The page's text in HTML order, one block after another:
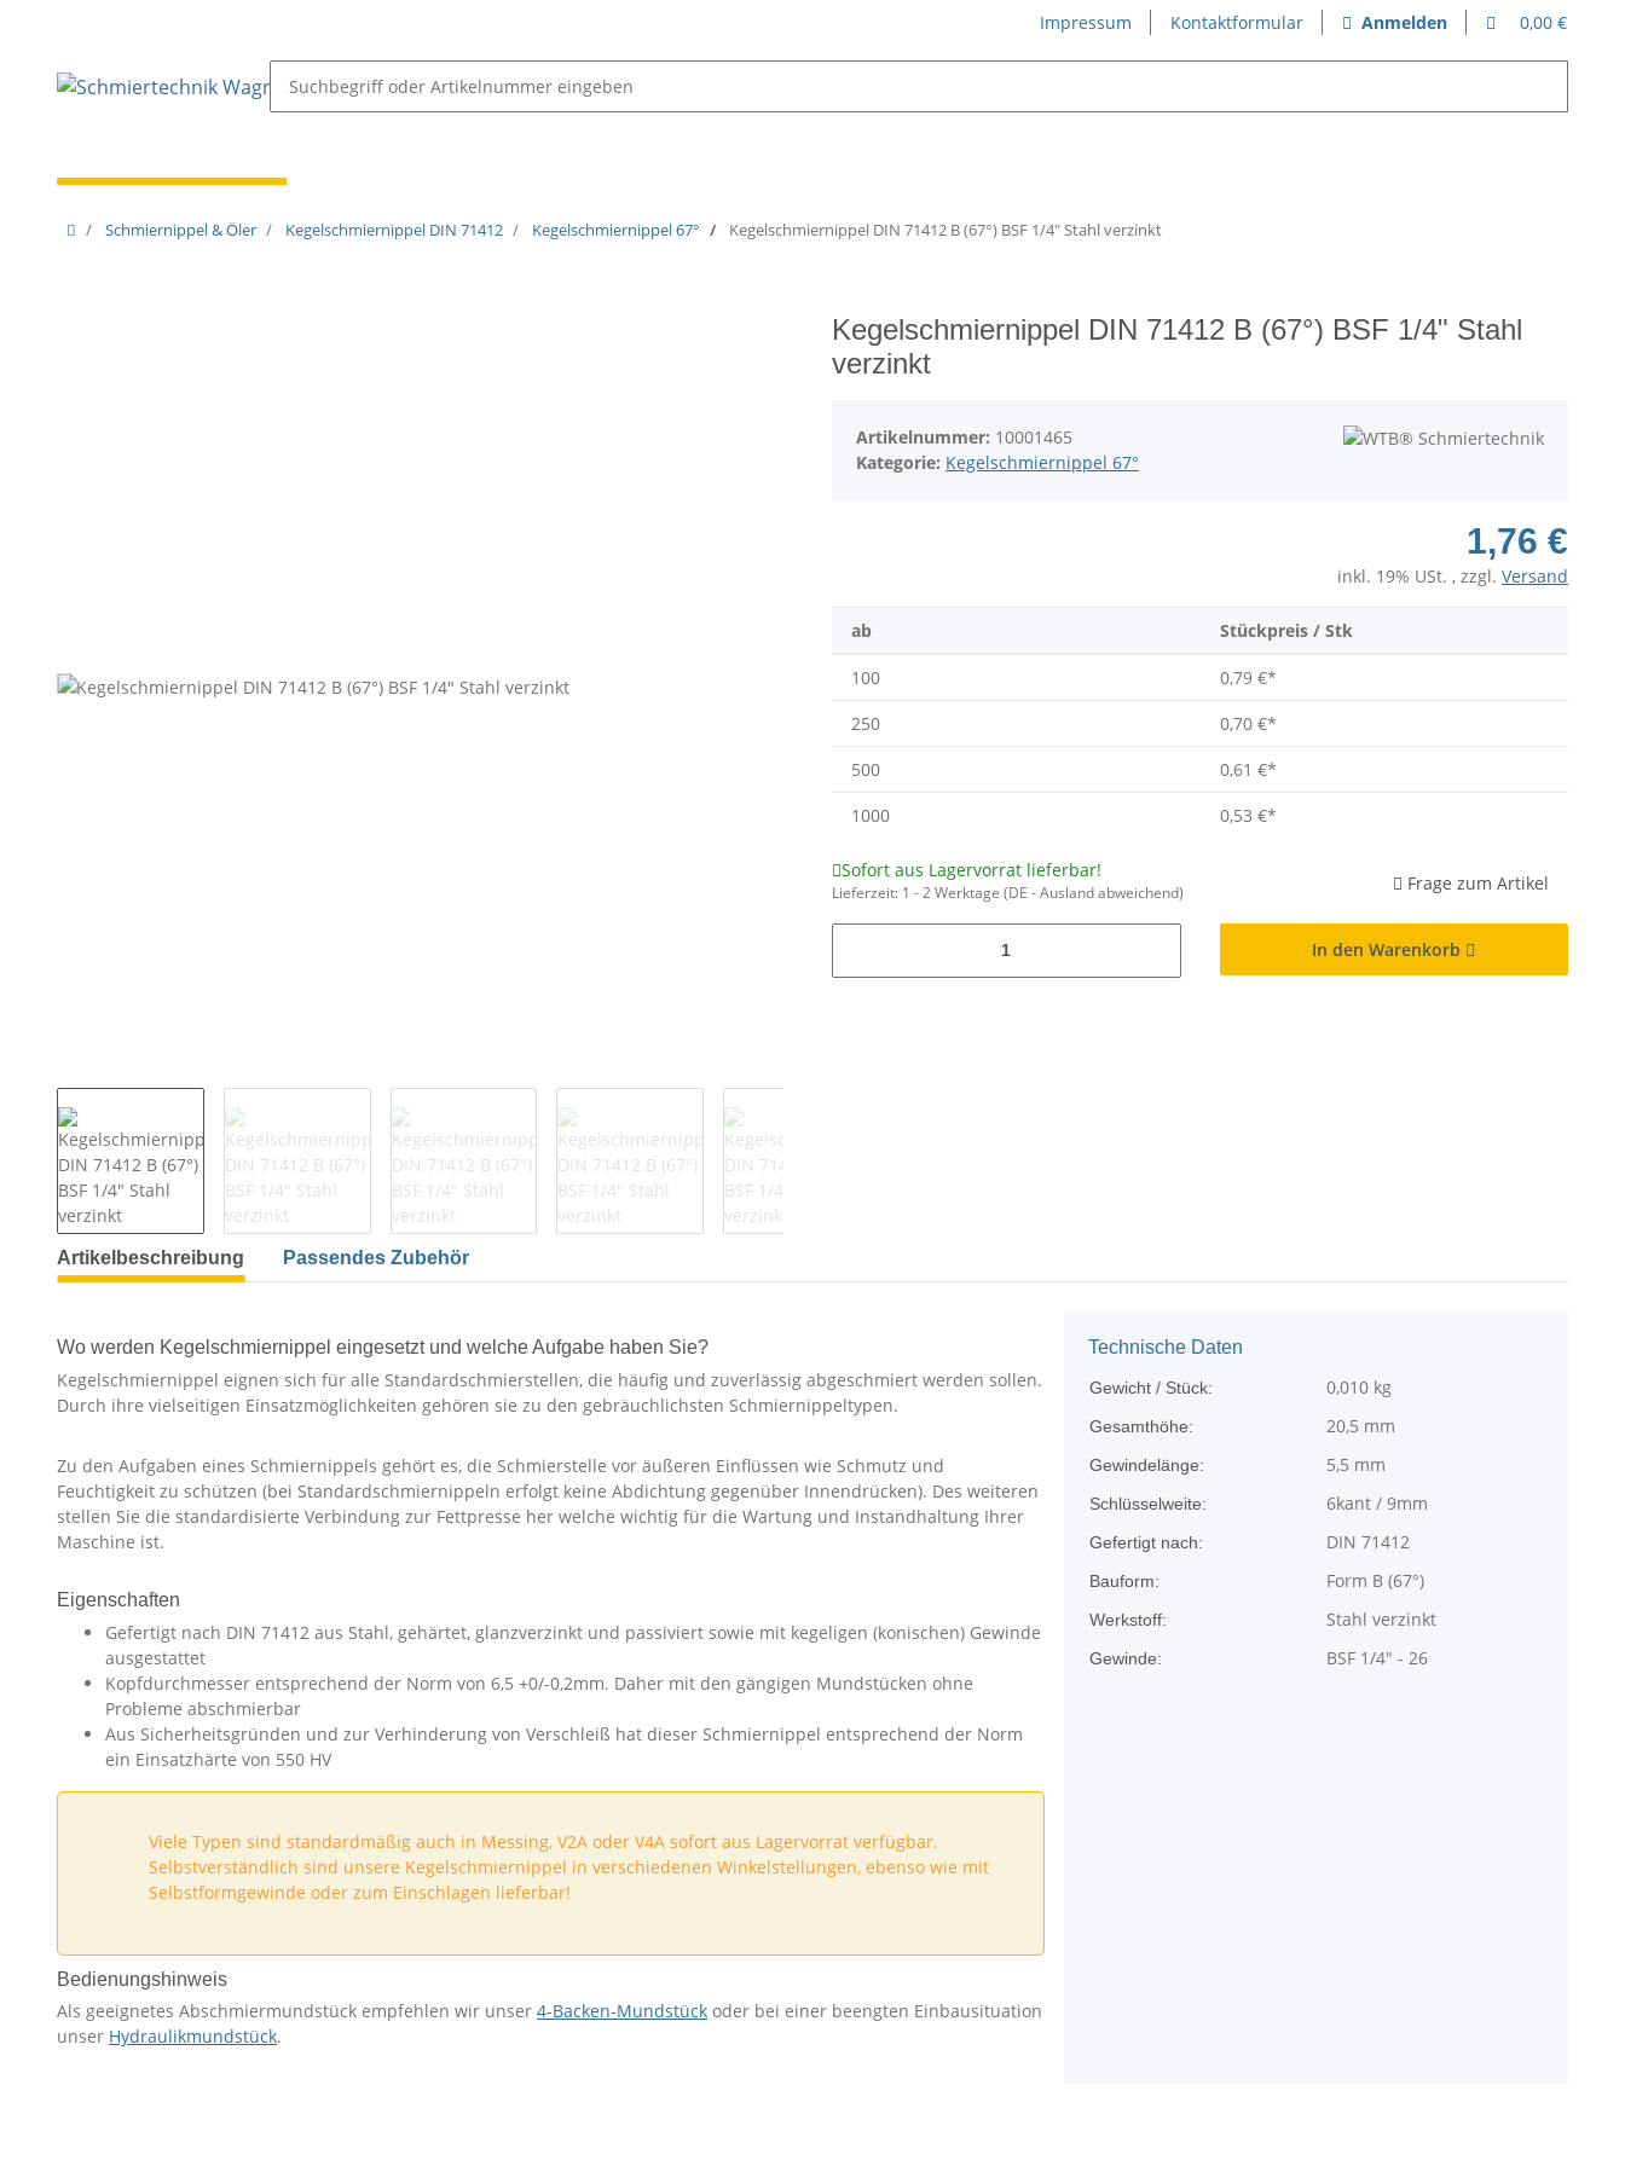
Impressum Kontaktformular Anmelden 0,00 €
Schmiernippel & Öler Kegelschmiernippel DIN 71412 Kegelschmiernippel 67° Kegelschmiernippel DIN 71412 B (67°) BSF 1/4" Stahl verzinkt
Kegelschmiernippel DIN 71412 B (67°) BSF 1/4" Stahl
verzinkt
Artikelnummer: 10001465
Kategorie: Kegelschmiernippel 67°
1,76 €
inkl. 19% USt. , zzgl. Versand
ab Stückpreis / Stk
100 0,79 €*
250
0,70 €*
500
0,61 €*
1000
0,53 €*
Sofort aus Lagervorrat lieferbar!
Lieferzeit: 1 - 2 Werktage (DE - Ausland abweichend) Frage zum Artikel
In den Warenkorb
Artikelbeschreibung Passendes Zubehör
Wo werden Kegelschmiernippel eingesetzt und welche Aufgabe haben Sie?
Kegelschmiernippel eignen sich für alle Standardschmierstellen, die häufig und zuverlässig abgeschmiert werden sollen.
Durch ihre vielseitigen Einsatzmöglichkeiten gehören sie zu den gebräuchlichsten Schmiernippeltypen.
Zu den Aufgaben eines Schmiernippels gehört es, die Schmierstelle vor äußeren Einflüssen wie Schmutz und
Feuchtigkeit zu schützen (bei Standardschmiernippeln erfolgt keine Abdichtung gegenüber Innendrücken). Des weiteren
stellen Sie die standardisierte Verbindung zur Fettpresse her welche wichtig für die Wartung und Instandhaltung Ihrer
Maschine ist.
Eigenschaften
Gefertigt nach DIN 71412 aus Stahl, gehärtet, glanzverzinkt und passiviert sowie mit kegeligen (konischen) Gewinde
ausgestattet
Kopfdurchmesser entsprechend der Norm von 6,5 +0/-0,2mm. Daher mit den gängigen Mundstücken ohne
Probleme abschmierbar
Aus Sicherheitsgründen und zur Verhinderung von Verschleiß hat dieser Schmiernippel entsprechend der Norm
ein Einsatzhärte von 550 HV
Viele Typen sind standardmäßig auch in Messing, V2A oder V4A sofort aus Lagervorrat verfügbar.
Selbstverständlich sind unsere Kegelschmiernippel in verschiedenen Winkelstellungen, ebenso wie mit
Selbstformgewinde oder zum Einschlagen lieferbar!
Bedienungshinweis
Als geeignetes Abschmiermundstück empfehlen wir unser 4-Backen-Mundstück oder bei einer beengten Einbausituation
unser Hydraulikmundstück.
Technische Daten
Gewicht / Stück: 0,010 kg
Gesamthöhe: 20,5 mm
Gewindelänge: 5,5 mm
Schlüsselweite: 6kant / 9mm
Gefertigt nach: DIN 71412
Bauform: Form B (67°)
Werkstoff: Stahl verzinkt
Gewinde: BSF 1/4" - 26